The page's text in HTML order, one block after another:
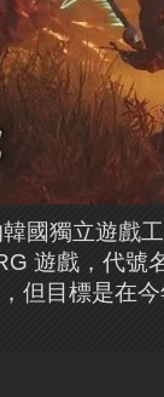
國獨立遊戲
遊戲，代號
但目標是在